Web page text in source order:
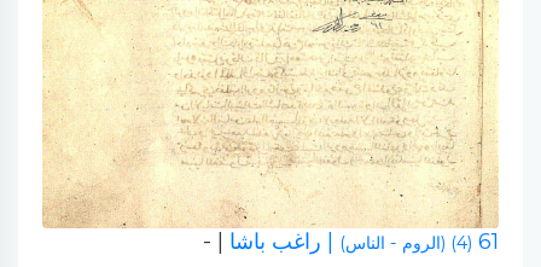
61 (4) (الروم - الناس) | راغب باشا | -